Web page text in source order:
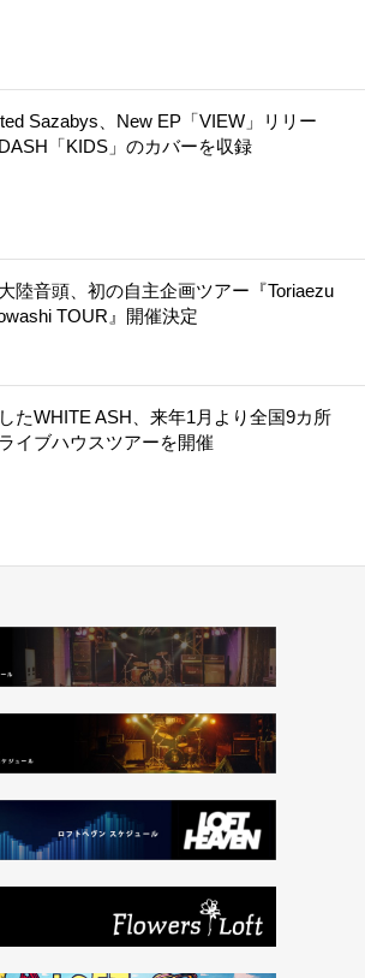
Sazabys、New EP「VIEW」リリー
「KIDS」のカバーを収録
陸音頭、初の自主企画ツアー『Toriaezu
TOUR』開催決定
たWHITE ASH、来年1月より全国9カ所
イブハウスツアーを開催